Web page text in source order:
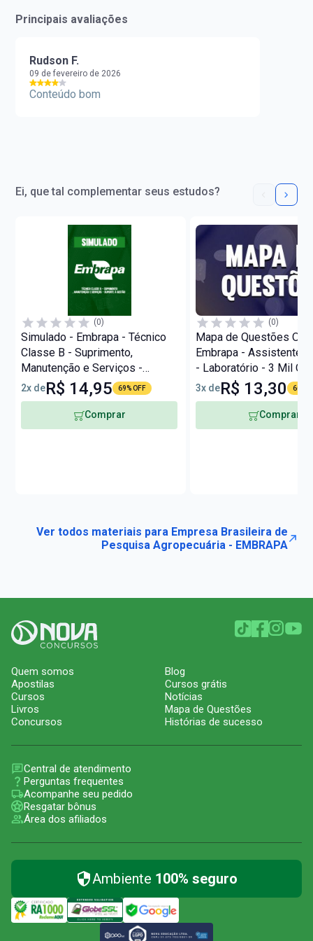
Principais avaliações
Rudson F.
09 de fevereiro de 2026
Conteúdo bom
Ei, que tal complementar seus estudos?
(0)
Simulado - Embrapa - Técnico
Classe B - Suprimento,
Manutenção e Serviços -
Suporte à Gestão
2x deR$ 14,95 69% OFF
Comprar
(0)
Mapa de Questões
Embrapa - Assistente
- Laboratório - 3 Mil
3x deR$ 13,30 60%
Comprar
Ver todos materiais para Empresa Brasileira de
Pesquisa Agropecuária - EMBRAPA
Quem somos
Apostilas
Cursos
Livros
Concursos
Blog
Cursos grátis
Notícias
Mapa de Questões
Histórias de sucesso
Central de atendimento
Perguntas frequentes
Acompanhe seu pedido
Resgatar bônus
Área dos afiliados
Ambiente 100% seguro